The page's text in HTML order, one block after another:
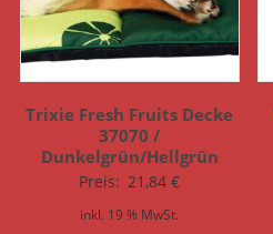
Trixie Fresh Fruits Decke
37070 /
Dunkelgrün/Hellgrün
Preis: 21,84€
inkl. 19 % MwSt.